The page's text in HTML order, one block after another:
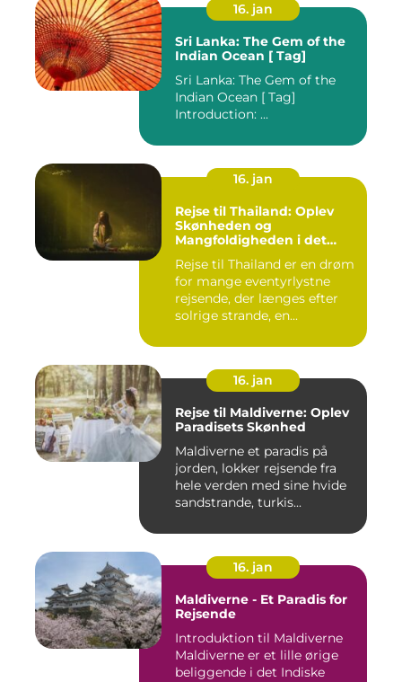
16. jan
Sri Lanka: The Gem of the
Indian Ocean [ Tag]
Sri Lanka: The Gem of the
Indian Ocean [ Tag]
Introduction: ...
16. jan
Rejse til Thailand: Oplev
Skønheden og
Mangfoldigheden i det
Rejse til Thailand er en drøm
for mange eventyrlystne
rejsende, der længes efter
solrige strande, en...
16. jan
Rejse til Maldiverne: Oplev
Paradisets Skønhed
Maldiverne et paradis på
jorden, lokker rejsende fra
hele verden med sine hvide
sandstrande, turkis...
16. jan
Maldiverne - Et Paradis for
Rejsende
Introduktion til Maldiverne
Maldiverne er et lille ørige
beliggende i det Indiske